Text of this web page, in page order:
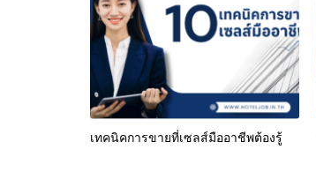
เทคนิคการขายที่เซลส์มืออาชีพต้องรู้